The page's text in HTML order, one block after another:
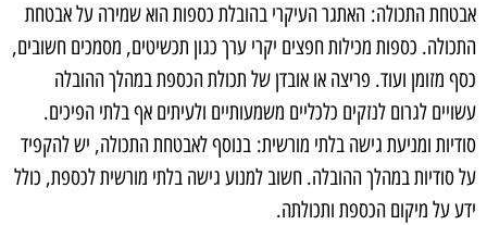
אבטחת התכולה: האתגר העיקרי בהובלת כספות הוא שמירה על אבטחת
התכולה. כספות מכילות חפצים יקרי ערך כגון תכשיטים, מסמכים חשובים,
כסף מזומן ועוד. פריצה או אובדן של תכולת הכספת במהלך ההובלה
עשויים לגרום לנזקים כלכליים משמעותיים ולעיתים אף בלתי הפיכים.
סודיות ומניעת גישה בלתי מורשית: בנוסף לאבטחת התכולה, יש להקפיד
על סודיות במהלך ההובלה. חשוב למנוע גישה בלתי מורשית לכספת, כולל
ידע על מיקום הכספת ותכולתה.